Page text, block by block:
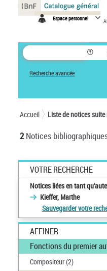
Espace personnel
Recherche avancée
Accueil Liste de notices
2Notices
VOTRE RECHERCHE
Notices liées en tant
Kieffer, Marthe
Sauvegarder votre
AFFINER
Fonctions du premier
Compositeur(2)
Panneau de gestion des cookies